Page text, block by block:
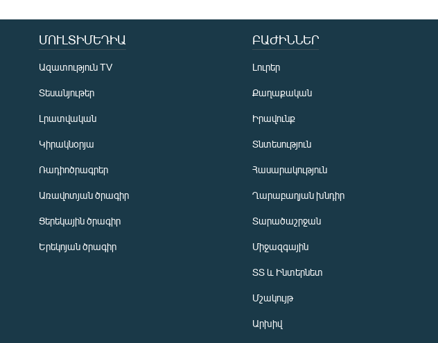
ՄՈՒԼՏԻՄԵԴԻԱ
Ազատություն TV
Տեսանյութեր
Լրատվական
Կիրակնօրյա
Ռադիոծրագրեր
Առավոտյան ծրագիր
Ցերեկային ծրագիր
Երեկոյան ծրագիր
ԲԱԺԻՆՆԵՐ
Լուրեր
Քաղաքական
Իրավունք
Տնտեսություն
Հասարակություն
Ղարաբաղյան խնդիր
Տարածաշրջան
Միջազգային
ՏՏ և Ինտերնետ
Մշակույթ
Արխիվ